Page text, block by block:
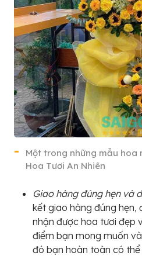
Một trong những mẫu hoa
Hoa Tươi An Nhiên
Giao hàng đúng hẹn và
kết giao hàng đúng
nhận được hoa tươi đẹp
điểm bạn mong muốn
đó bạn hoàn toàn có